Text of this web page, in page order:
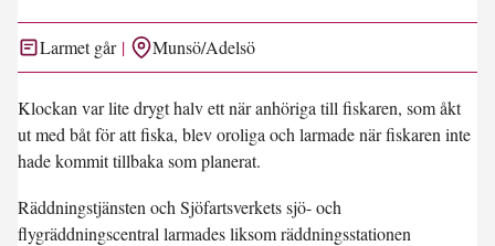
Larmet går Munsö/Adelsö
Klockan var lite drygt halv ett när anhöriga till fiskaren, som åkt
ut med båt för att fiska, blev oroliga och larmade när fiskaren inte
hade kommit tillbaka som planerat.
Räddningstjänsten och Sjöfartsverkets sjö- och
flygräddningscentral larmades liksom räddningsstationen